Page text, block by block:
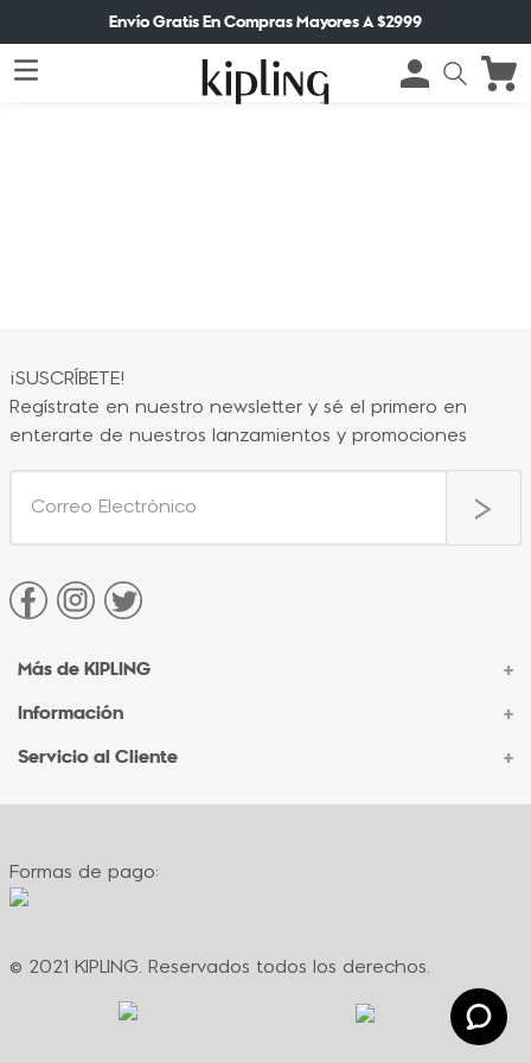
Envío Gratis En Compras Mayores A $2999
¡SUSCRÍBETE!
Regístrate en nuestro newsletter y sé el primero en
enterarte de nuestros lanzamientos y promociones
Más de KIPLING +
Acerca de Kipling
Sucursales
Información +
Contacto Corporativo
Formas de pago
Servicio al Cliente +
Contacto
Políticas de cambio
Términos y condiciones de promociones
Política de privacidad
Formas de pago:
© 2021 KIPLING. Reservados todos los derechos.